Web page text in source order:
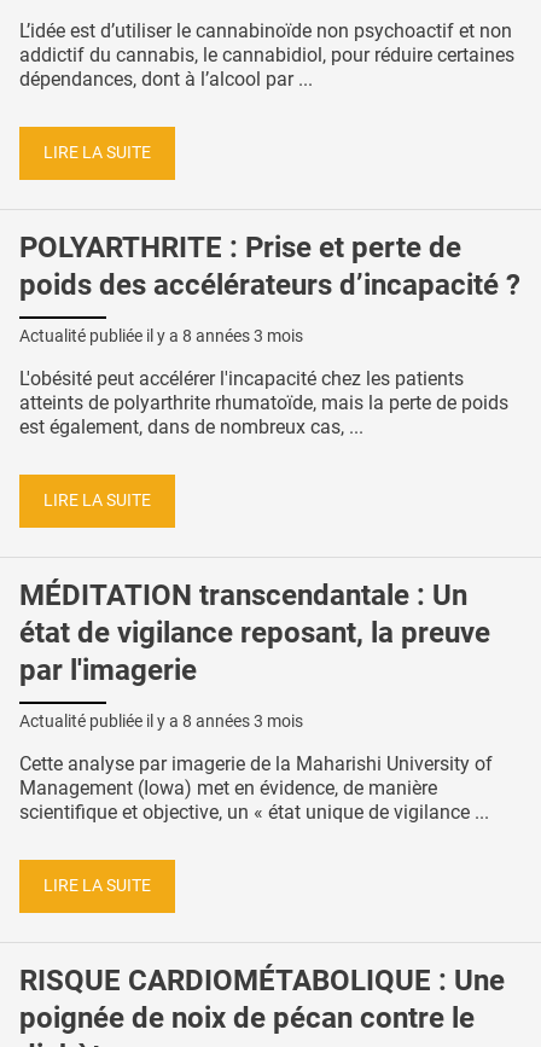
L’idée est d’utiliser le cannabinoïde non psychoactif et non
addictif du cannabis, le cannabidiol, pour réduire certaines
dépendances, dont à l’alcool par ...
LIRE LA SUITE
POLYARTHRITE : Prise et perte de
poids des accélérateurs d’incapacité ?
Actualité publiée il y a 8 années 3 mois
L'obésité peut accélérer l'incapacité chez les patients
atteints de polyarthrite rhumatoïde, mais la perte de poids
est également, dans de nombreux cas, ...
LIRE LA SUITE
MÉDITATION transcendantale : Un
état de vigilance reposant, la preuve
par l'imagerie
Actualité publiée il y a 8 années 3 mois
Cette analyse par imagerie de la Maharishi University of
Management (Iowa) met en évidence, de manière
scientifique et objective, un « état unique de vigilance ...
LIRE LA SUITE
RISQUE CARDIOMÉTABOLIQUE : Une
poignée de noix de pécan contre le